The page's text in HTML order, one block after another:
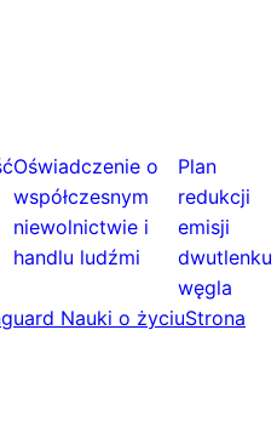
Oświadczenie o
współczesnym
niewolnictwie i
handlu ludźmi
Plan
redukcji
emisji
dwutlenku
węgla
Nauki o życiuStrona